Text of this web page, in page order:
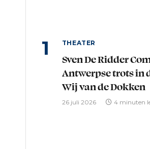
THEATER
Sven De Ridder
Antwerpse trots in
Wij van de Dokken
26 juli 2026 4 minuten